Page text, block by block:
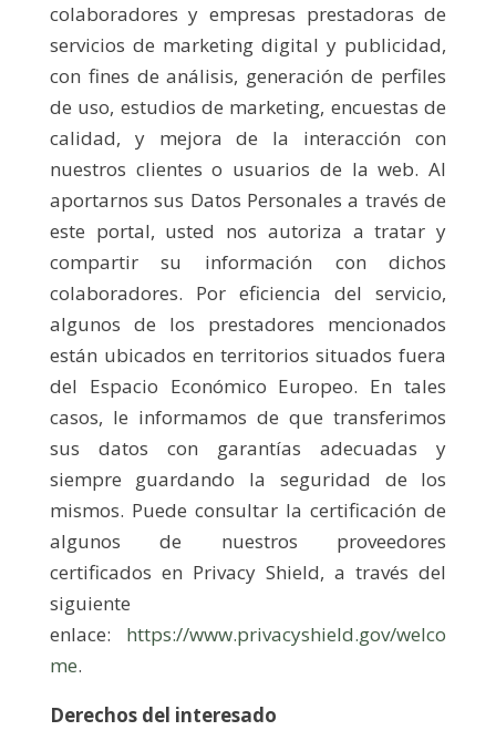
colaboradores y empresas prestadoras de
servicios de marketing digital y publicidad,
con fines de análisis, generación de perfiles
de uso, estudios de marketing, encuestas de
calidad, y mejora de la interacción con
nuestros clientes o usuarios de la web. Al
aportarnos sus Datos Personales a través de
este portal, usted nos autoriza a tratar y
compartir su información con dichos
colaboradores. Por eficiencia del servicio,
algunos de los prestadores mencionados
están ubicados en territorios situados fuera
del Espacio Económico Europeo. En tales
casos, le informamos de que transferimos
sus datos con garantías adecuadas y
siempre guardando la seguridad de los
mismos. Puede consultar la certificación de
algunos de nuestros proveedores
certificados en Privacy Shield, a través del
siguiente
enlace: https://www.privacyshield.gov/welco
me.
Derechos del interesado